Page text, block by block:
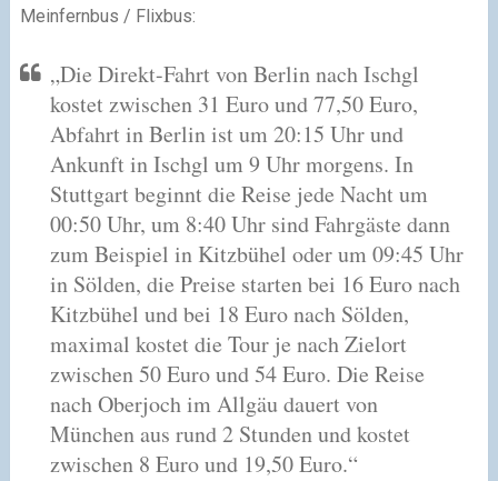
Meinfernbus / Flixbus:
„Die Direkt-Fahrt von Berlin nach Ischgl
kostet zwischen 31 Euro und 77,50 Euro,
Abfahrt in Berlin ist um 20:15 Uhr und
Ankunft in Ischgl um 9 Uhr morgens. In
Stuttgart beginnt die Reise jede Nacht um
00:50 Uhr, um 8:40 Uhr sind Fahrgäste dann
zum Beispiel in Kitzbühel oder um 09:45 Uhr
in Sölden, die Preise starten bei 16 Euro nach
Kitzbühel und bei 18 Euro nach Sölden,
maximal kostet die Tour je nach Zielort
zwischen 50 Euro und 54 Euro. Die Reise
nach Oberjoch im Allgäu dauert von
München aus rund 2 Stunden und kostet
zwischen 8 Euro und 19,50 Euro.“